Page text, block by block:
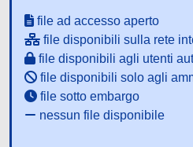
file ad accesso aperto
file disponibili sulla rete
file disponibili agli utenti
file disponibili solo agli
file sotto embargo
nessun file disponibile